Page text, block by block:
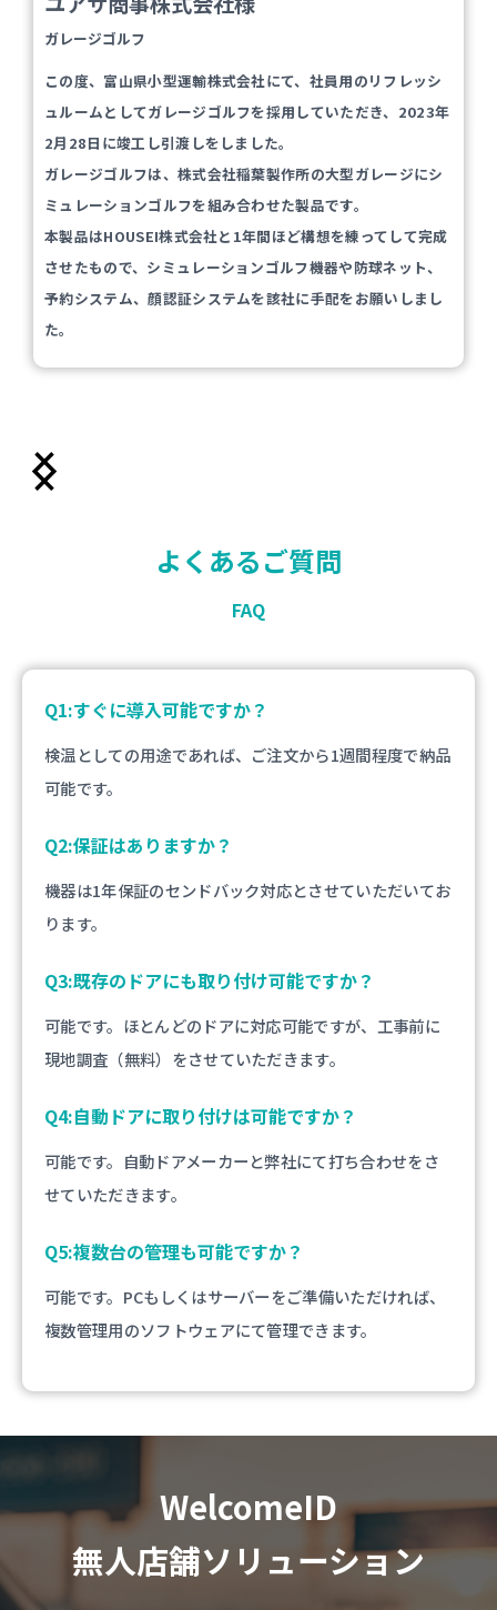
ガレージゴルフ
この度、富山県小型運輸株式会社にて、社員用のリフレッシ
ュルームとしてガレージゴルフを採用していただき、2023年
2月28日に竣工し引渡しをしました。
ガレージゴルフは、株式会社稲葉製作所の大型ガレージにシ
ミュレーションゴルフを組み合わせた製品です。
本製品はHOUSEI株式会社と1年間ほど構想を練ってして完成
させたもので、シミュレーションゴルフ機器や防球ネット、
予約システム、顔認証システムを該社に手配をお願いしまし
た。
よくあるご質問
FAQ
Q1:すぐに導入可能ですか？
検温としての用途であれば、ご注文から1週間程度で納品
可能です。
Q2:保証はありますか？
機器は1年保証のセンドバック対応とさせていただいてお
ります。
Q3:既存のドアにも取り付け可能ですか？
可能です。ほとんどのドアに対応可能ですが、工事前に
現地調査（無料）をさせていただきます。
Q4:自動ドアに取り付けは可能ですか？
可能です。自動ドアメーカーと弊社にて打ち合わせをさ
せていただきます。
Q5:複数台の管理も可能ですか？
可能です。PCもしくはサーバーをご準備いただければ、
複数管理用のソフトウェアにて管理できます。
WelcomeID
無人店舗ソリューション